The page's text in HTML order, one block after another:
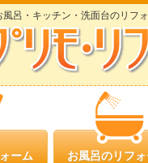
風呂・キッチン・洗面台のリフ
ーム お風呂のリフ